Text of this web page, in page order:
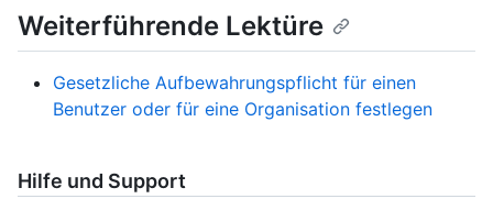
Weiterführende Lektüre
Gesetzliche Aufbewahrungspflicht für einen
Benutzer oder für eine Organisation festlegen
Hilfe und Support